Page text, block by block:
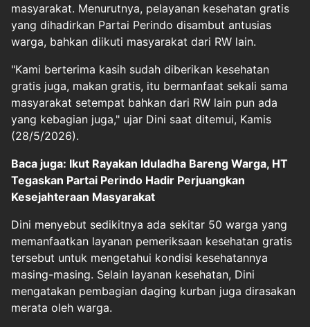
masyarakat. Menurutnya, pelayanan kesehatan gratis
yang dihadirkan Partai Perindo disambut antusias
warga, bahkan diikuti masyarakat dari RW lain.
"Kami berterima kasih sudah diberikan kesehatan
gratis juga, makan gratis, itu bermanfaat sekali sama
masyarakat setempat bahkan dari RW lain pun ada
yang kebagian juga," ujar Dini saat ditemui, Kamis
(28/5/2026).
Baca juga: Ikut Rayakan Iduladha Bareng Warga, HT
Tegaskan Partai Perindo Hadir Perjuangkan
Kesejahteraan Masyarakat
Dini menyebut sedikitnya ada sekitar 50 warga yang
memanfaatkan layanan pemeriksaan kesehatan gratis
tersebut untuk mengetahui kondisi kesehatannya
masing-masing. Selain layanan kesehatan, Dini
mengatakan pembagian daging kurban juga dirasakan
merata oleh warga.